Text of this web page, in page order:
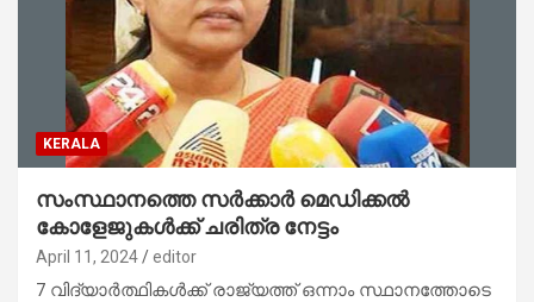
KERALA
സംസ്ഥാനത്തെ സര്‍ക്കാര്‍ മെഡിക്കല്‍
കോളേജുകള്‍ക്ക് ചരിത്ര നേട്ടം
April 11, 2024 editor
7 വിദ്യാര്‍ത്ഥികള്‍ക്ക് രാജ്യത്ത് ഒന്നാം സ്ഥാനത്തോടെ